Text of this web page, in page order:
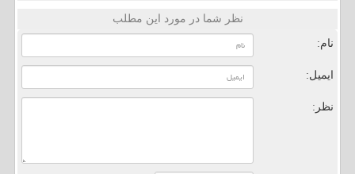
نظر شما در مورد این مطلب
نام:
ایمیل:
نظر: